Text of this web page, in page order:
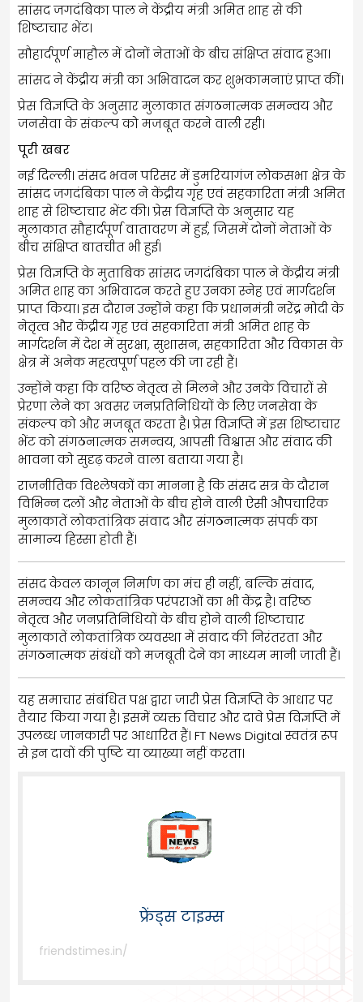
सांसद जगदंबिका पाल ने केंद्रीय मंत्री अमित शाह से की
शिष्टाचार भेंट।
सौहार्दपूर्ण माहौल में दोनों नेताओं के बीच संक्षिप्त संवाद हुआ।
सांसद ने केंद्रीय मंत्री का अभिवादन कर शुभकामनाएं प्राप्त कीं।
प्रेस विज्ञप्ति के अनुसार मुलाकात संगठनात्मक समन्वय और
जनसेवा के संकल्प को मजबूत करने वाली रही।
पूरी खबर
नई दिल्ली। संसद भवन परिसर में डुमरियागंज लोकसभा क्षेत्र के
सांसद जगदंबिका पाल ने केंद्रीय गृह एवं सहकारिता मंत्री अमित
शाह से शिष्टाचार भेंट की। प्रेस विज्ञप्ति के अनुसार यह
मुलाकात सौहार्दपूर्ण वातावरण में हुई, जिसमें दोनों नेताओं के
बीच संक्षिप्त बातचीत भी हुई।
प्रेस विज्ञप्ति के मुताबिक सांसद जगदंबिका पाल ने केंद्रीय मंत्री
अमित शाह का अभिवादन करते हुए उनका स्नेह एवं मार्गदर्शन
प्राप्त किया। इस दौरान उन्होंने कहा कि प्रधानमंत्री नरेंद्र मोदी के
नेतृत्व और केंद्रीय गृह एवं सहकारिता मंत्री अमित शाह के
मार्गदर्शन में देश में सुरक्षा, सुशासन, सहकारिता और विकास के
क्षेत्र में अनेक महत्वपूर्ण पहल की जा रही हैं।
उन्होंने कहा कि वरिष्ठ नेतृत्व से मिलने और उनके विचारों से
प्रेरणा लेने का अवसर जनप्रतिनिधियों के लिए जनसेवा के
संकल्प को और मजबूत करता है। प्रेस विज्ञप्ति में इस शिष्टाचार
भेंट को संगठनात्मक समन्वय, आपसी विश्वास और संवाद की
भावना को सुदृढ़ करने वाला बताया गया है।
राजनीतिक विश्लेषकों का मानना है कि संसद सत्र के दौरान
विभिन्न दलों और नेताओं के बीच होने वाली ऐसी औपचारिक
मुलाकातें लोकतांत्रिक संवाद और संगठनात्मक संपर्क का
सामान्य हिस्सा होती हैं।
संसद केवल कानून निर्माण का मंच ही नहीं, बल्कि संवाद,
समन्वय और लोकतांत्रिक परंपराओं का भी केंद्र है। वरिष्ठ
नेतृत्व और जनप्रतिनिधियों के बीच होने वाली शिष्टाचार
मुलाकातें लोकतांत्रिक व्यवस्था में संवाद की निरंतरता और
संगठनात्मक संबंधों को मजबूती देने का माध्यम मानी जाती हैं।
यह समाचार संबंधित पक्ष द्वारा जारी प्रेस विज्ञप्ति के आधार पर
तैयार किया गया है। इसमें व्यक्त विचार और दावे प्रेस विज्ञप्ति में
उपलब्ध जानकारी पर आधारित हैं। FT News Digital स्वतंत्र रूप
से इन दावों की पुष्टि या व्याख्या नहीं करता।
फ्रेंड्स टाइम्स
friendstimes.in/